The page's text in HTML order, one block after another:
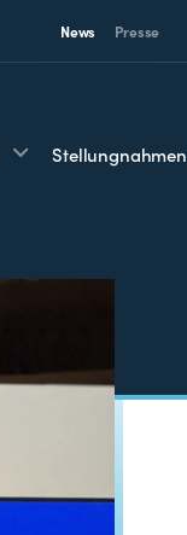
News Presse
Stellungnahmen